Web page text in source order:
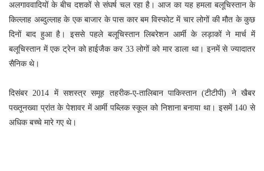
अलगाववादियों के बीच दशकों से संघर्ष चल रहा है। आज का यह हमला बलूचिस्तान के
किल्लाह अब्दुल्लाह के एक बाजार के पास कार बम विस्फोट में चार लोगों की मौत के कुछ
दिनों बाद हुआ है। इससे पहले बलूचिस्तान लिबरेशन आर्मी के लड़ाकों ने मार्च में
बलूचिस्तान में एक ट्रेन को हाईजैक कर 33 लोगों को मार डाला था। इनमें से ज्यादातर
सैनिक थे।
दिसंबर 2014 में सशस्त्र समूह तहरीक-ए-तालिबान पाकिस्तान (टीटीपी) ने खैबर
पख्तूनख्वा प्रांत के पेशावर में आर्मी पब्लिक स्कूल को निशाना बनाया था। इसमें 140 से
अधिक बच्चे मारे गए थे।